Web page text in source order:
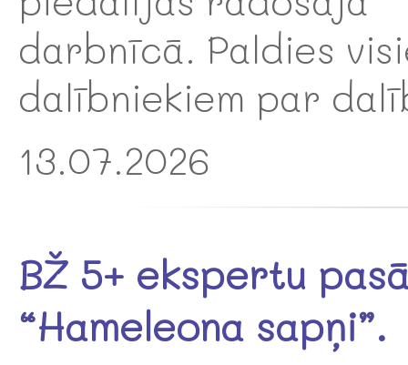
darbnīcā. Paldies
dalībniekiem par
13.07.2026
BŽ 5+ ekspertu
“Hameleona sapņi”.